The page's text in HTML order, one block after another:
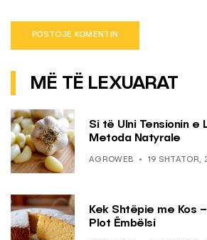
MË TË LEXUARAT
Si të Ulni Tensionin e
Metoda Natyrale
AGROWEB 19 SHTATOR,
Kek Shtëpie me Kos
Plot Ëmbëlsi